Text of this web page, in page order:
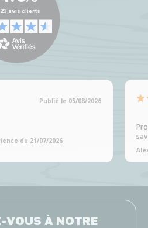
Publié le 05/08/2026
du 21/07/2026
VOUS À NOTRE